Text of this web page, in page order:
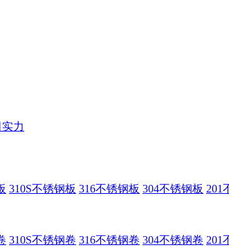
力
310S不锈钢板 316不锈钢板 304不锈钢板 201
310S不锈钢卷 316不锈钢卷 304不锈钢卷 201